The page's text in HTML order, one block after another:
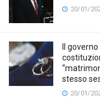
20/01/
Il
stesso
20/01/